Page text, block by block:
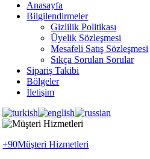
Anasayfa
Bilgilendirmeler
Gizlilik Politikası
Üyelik Sözleşmesi
Mesafeli Satış Sözleşmesi
Sıkça Sorulan Sorular
Sipariş Takibi
Bölgeler
İletişim
+90Müşteri Hizmetleri